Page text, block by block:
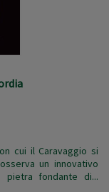
cui il Caravaggio si
un innovativo
fondante di...